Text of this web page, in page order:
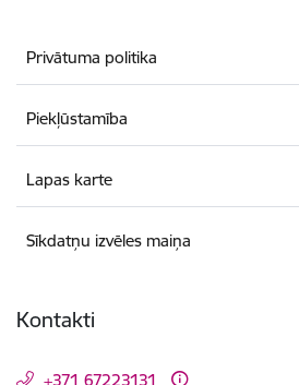
Privātuma politika
Piekļūstamība
Lapas karte
Sīkdatņu izvēles maiņa
Kontakti
+371 67223131